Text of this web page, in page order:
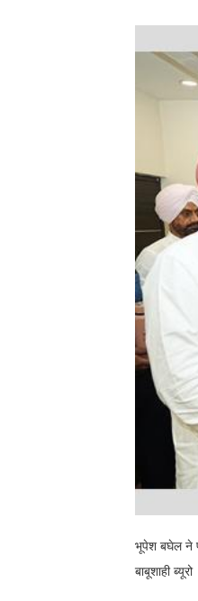
भूपेश बघेल ने
बाबूशाही ब्यूरो